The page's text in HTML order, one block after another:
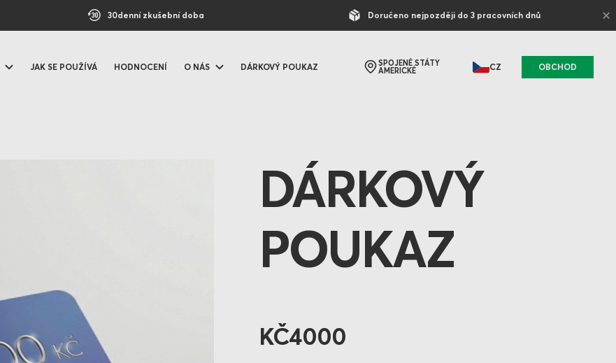
30denní zkušební doba Doručeno nejpozději do 3 pracovních dnů ×
JAK SE POUŽÍVÁ HODNOCENÍ O NÁS DÁRKOVÝ POUKAZ SPOJENÉ STÁTY
AMERICKÉ CZ OBCHOD
DÁRKOVÝ
POUKAZ
KČ4000